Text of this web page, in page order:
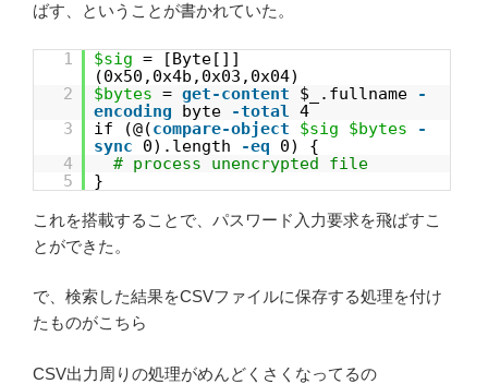
ばす、ということが書かれていた。
1 $sig = [Byte[]]
(0x50,0x4b,0x03,0x04)
2
$bytes = get-content $_.fullname
-
encoding
byte -total 4
3
if (@(compare-object $sig $bytes
-
sync
0).length -eq
0) {
4
# process unencrypted file
5
}
これを搭載することで、パスワード入力要求を飛ばすこ
とができた。
で、検索した結果をCSVファイルに保存する処理を付け
たものがこちら
CSV出力周りの処理がめんどくさくなってるの